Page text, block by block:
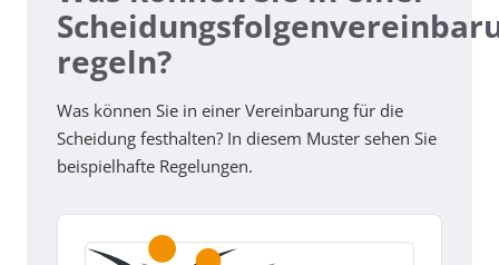
regeln?
Was können Sie in einer Vereinbarung für die
Scheidung festhalten? In diesem Muster sehen Sie
beispielhafte Regelungen.